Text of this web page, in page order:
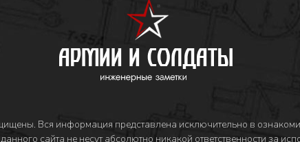
Вся информация представлена исключительно в
сайта не несут абсолютно никакой ответственности за